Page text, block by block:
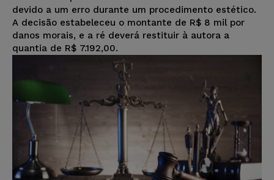
devido a um erro durante um procedimento estético.
A decisão estabeleceu o montante de R$ 8 mil por
danos morais, e a ré deverá restituir à autora a
quantia de R$ 7.192,00.